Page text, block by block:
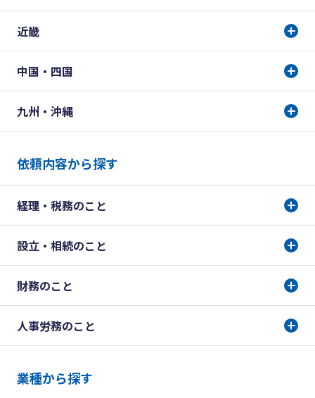
近畿
中国・四国
九州・沖縄
依頼内容から探す
経理・税務のこと
設立・相続のこと
財務のこと
人事労務のこと
業種から探す